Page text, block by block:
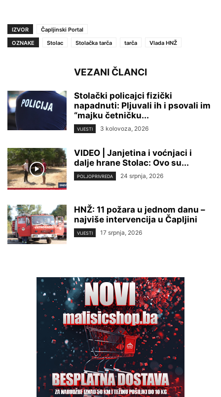
IZVOR
Čapljinski Portal
OZNAKE
Stolac Stolačka tarča tarča Vlada HNŽ
VEZANI ČLANCI
Stolački policajci fizički
napadnuti: Pljuvali ih i psovali im
“majku četničku...
VIJESTI 3 kolovoza, 2026
VIDEO | Janjetina i voćnjaci i
dalje hrane Stolac: Ovo su...
POLJOPRIVREDA 24 srpnja, 2026
HNŽ: 11 požara u jednom danu –
najviše intervencija u Čapljini
VIJESTI 17 srpnja, 2026